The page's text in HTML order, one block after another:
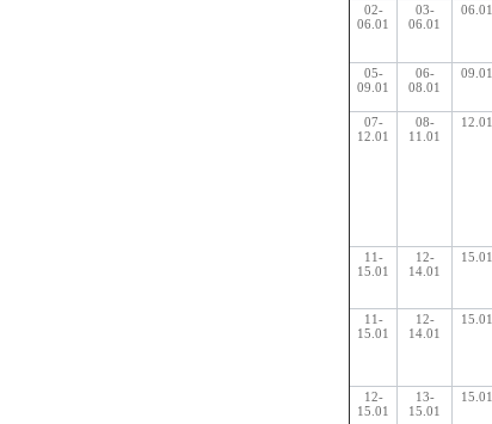
02-
06.01
03-
06.01
06.01
05-
09.01
06-
08.01
09.01
07-
12.01
08-
11.01
12.01
11-
15.01
12-
14.01
15.01
11-
15.01
12-
14.01
15.01
12-
15.01
13-
15.01
15.01